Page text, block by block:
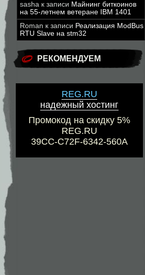
sasha к записи Майнинг биткоинов
на 55-летнем ветеране IBM 1401
Roman к записи Реализация ModBus
RTU Slave на stm32
РЕКОМЕНДУЕМ
REG.RU
надежный хостинг
Промокод на скидку 5%
REG.RU
39CC-C72F-6342-560A